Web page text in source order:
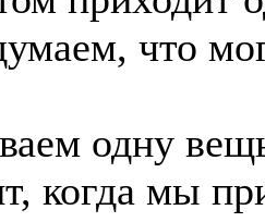
что
одну
когда мы